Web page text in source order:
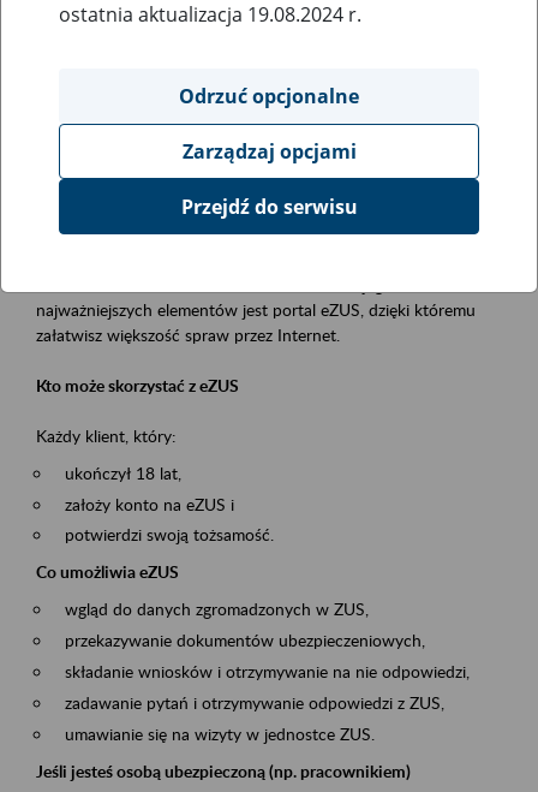
Szkolenia
Obszar merytoryczny
obsługa klientów
Opis wydarzenia
Platforma Usług Elektronicznych ZUS eZUS
najważniejszych elementów jest portal eZUS, dzięki któremu
załatwisz większość spraw przez Internet.
Kto może skorzystać z eZUS
Każdy klient, który:
ukończył 18 lat,
założy konto na eZUS i
potwierdzi swoją tożsamość.
Co umożliwia eZUS
wgląd do danych zgromadzonych w ZUS,
przekazywanie dokumentów ubezpieczeniowych,
składanie wniosków i otrzymywanie na nie odpowiedzi,
zadawanie pytań i otrzymywanie odpowiedzi z ZUS,
umawianie się na wizyty w jednostce ZUS.
Jeśli jesteś osobą ubezpieczoną (np. pracownikiem)
ostatnia aktualizacja 19.08.2024 r.
Odrzuć opcjonalne
Zarządzaj opcjami
Przejdź do serwisu